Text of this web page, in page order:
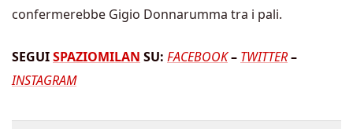
confermerebbe Gigio Donnarumma tra i pali.
SEGUISPAZIOMILAN SU: FACEBOOK– TWITTER–
INSTAGRAM